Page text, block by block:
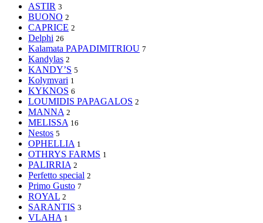
ASTIR 3
BUONO 2
CAPRICE 2
Delphi 26
Kalamata PAPADIMITRIOU 7
Kandylas 2
KANDY’S 5
Kolymvari 1
KYKNOS 6
LOUMIDIS PAPAGALOS 2
MANNA 2
MELISSA 16
Nestos 5
OPHELLIA 1
OTHRYS FARMS 1
PALIRRIA 2
Perfetto special 2
Primo Gusto 7
ROYAL 2
SARANTIS 3
VLAHA 1